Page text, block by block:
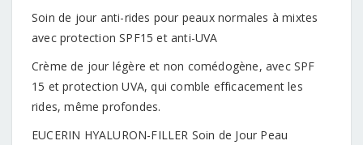
Soin de jour anti-rides pour peaux normales à mixtes
avec protection SPF15 et anti-UVA
Crème de jour légère et non comédogène, avec SPF
15 et protection UVA, qui comble efficacement les
rides, même profondes.
EUCERIN HYALURON-FILLER Soin de Jour Peau